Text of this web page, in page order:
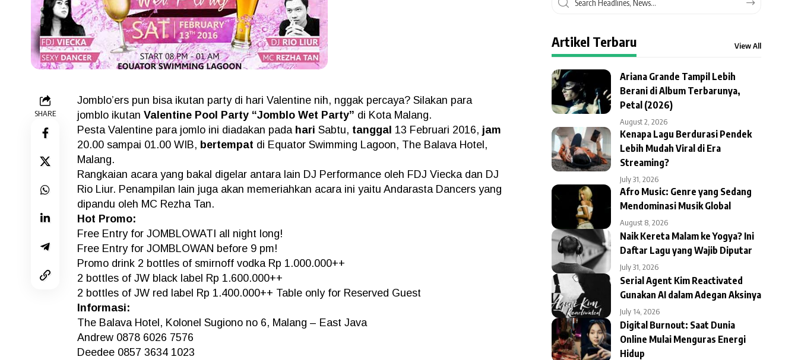
SHARE
Jomblo’ers pun bisa ikutan party di hari Valentine nih, nggak percaya? Silakan para
jomblo ikutan Valentine Pool Party “Jomblo Wet Party” di Kota Malang.
Pesta Valentine para jomlo ini diadakan pada hari Sabtu, tanggal 13 Februari 2016, jam
20.00 sampai 01.00 WIB, bertempat di Equator Swimming Lagoon, The Balava Hotel,
Malang.
Rangkaian acara yang bakal digelar antara lain DJ Performance oleh FDJ Viecka dan DJ
Rio Liur. Penampilan lain juga akan memeriahkan acara ini yaitu Andarasta Dancers yang
dipandu oleh MC Rezha Tan.
Hot Promo:
Free Entry for JOMBLOWATI all night long!
Free Entry for JOMBLOWAN before 9 pm!
Promo drink 2 bottles of smirnoff vodka Rp 1.000.000++
2 bottles of JW black label Rp 1.600.000++
2 bottles of JW red label Rp 1.400.000++ Table only for Reserved Guest
Informasi:
The Balava Hotel, Kolonel Sugiono no 6, Malang – East Java
Andrew 0878 6026 7576
Deedee 0857 3634 1023
Artikel Terbaru View All
Ariana Grande Tampil Lebih
Berani di Album Terbarunya,
Petal (2026)
August 2, 2026
Kenapa Lagu Berdurasi Pendek
Lebih Mudah Viral di Era
Streaming?
July 31, 2026
Afro Music: Genre yang Sedang
Mendominasi Musik Global
August 8, 2026
Naik Kereta Malam ke Yogya? Ini
Daftar Lagu yang Wajib Diputar
July 31, 2026
Serial Agent Kim Reactivated
Gunakan AI dalam Adegan Aksinya
July 14, 2026
Digital Burnout: Saat Dunia
Online Mulai Menguras Energi
Hidup